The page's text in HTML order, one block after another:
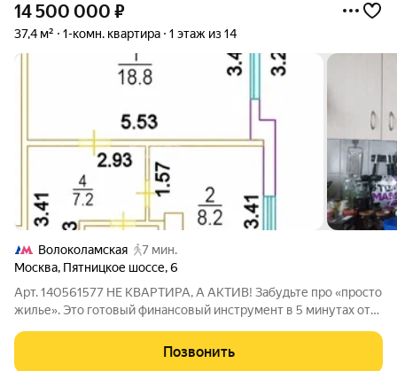
14 500 000 ₽
37,4 м² 1-комн. квартира 1 этаж из 14
Волоколамская
7 мин.
Москва, Пятницкое шоссе,6
Арт. 140561577 НЕ КВАРТИРА, А АКТИВ! Забудьте про «просто
жилье». Это готовый финансовый инструмент в 5 минутах от
ЮЖНАЯ СТОРОНА солнце заливает комнату с утра до вечера
(зимой экономия на
Позвонить